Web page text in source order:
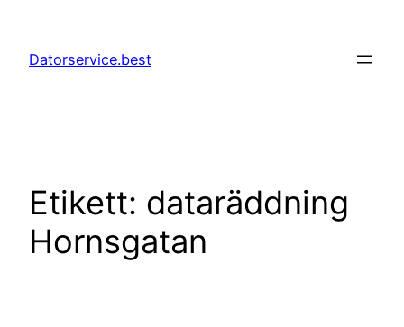
innehåll
Datorservice.best
Etikett: dataräddning
Hornsgatan